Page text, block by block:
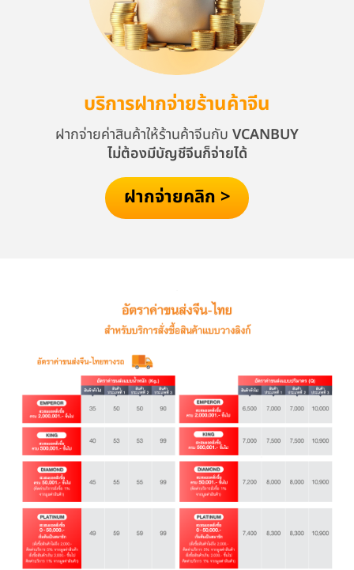
บริการฝากจ่ายร้านค้าจีน
ฝากจ่ายค่าสินค้าให้ร้านค้าจีนกับ VCANBUY
ไม่ต้องมีบัญชีจีนก็จ่ายได้
ฝากจ่ายคลิก >